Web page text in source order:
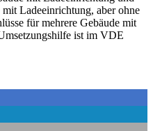
Ladeeinrichtung, aber ohne
für mehrere Gebäude mit
ist im VDE